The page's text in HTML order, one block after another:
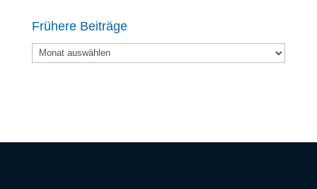
Frühere Beiträge
Frühere